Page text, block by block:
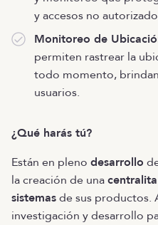
y accesos no
Monitoreo de
permiten rastrear la
todo momento,
usuarios.
¿Qué harás tú?
Están en pleno desarrollo
la creación de unacentralita
sistemasde sus productos.
investigación y desarrollo